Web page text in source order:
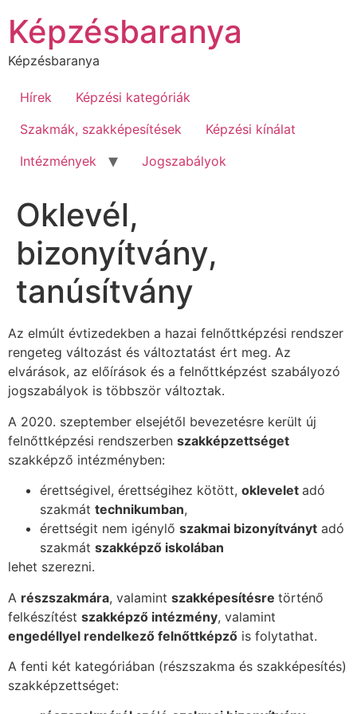
tartalomhoz
Képzésbaranya
Képzésbaranya
Hírek
Képzési kategóriák
Szakmák, szakképesítések
Képzési kínálat
Intézmények
Jogszabályok
Oklevél,
bizonyítvány,
tanúsítvány
Az elmúlt évtizedekben a hazai felnőttképzési rendszer
rengeteg változást és változtatást ért meg. Az
elvárások, az előírások és a felnőttképzést szabályozó
jogszabályok is többször változtak.
A 2020. szeptember elsejétől bevezetésre került új
felnőttképzési rendszerben szakképzettséget
szakképző intézményben:
érettségivel, érettségihez kötött, oklevelet adó
szakmát technikumban,
érettségit nem igénylő szakmai bizonyítványt adó
szakmát szakképző iskolában
lehet szerezni.
A részszakmára, valamint szakképesítésre történő
felkészítést szakképző intézmény, valamint
engedéllyel rendelkező felnőttképző is folytathat.
A fenti két kategóriában (részszakma és szakképesítés)
szakképzettséget: